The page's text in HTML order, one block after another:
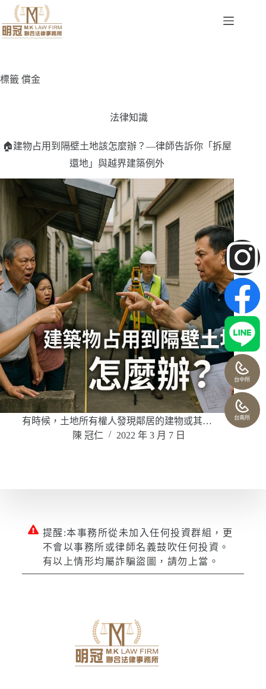
標籤 償金
法律知識
🏠建物占用到隔壁土地該怎麼辦？—律師告訴你「拆屋
還地」與越界建築例外
有時候，土地所有權人發現鄰居的建物或其…
陳 冠仁
2022 年 3 月 7 日
提醒:本事務所從未加入任何投資群組，更
不會以事務所或律師名義鼓吹任何投資。
有以上情形均屬詐騙盜圖，請勿上當。
台中所
台南所